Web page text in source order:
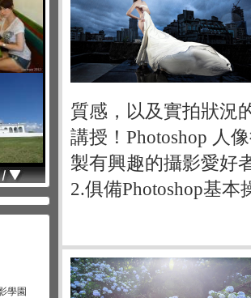
學園
質感，以及實拍狀況
講授！Photoshop 人
製有興趣的攝影愛好
2.俱備Photoshop基本